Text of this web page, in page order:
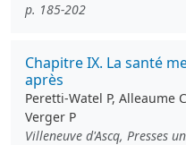
p. 185-202
Chapitre IX. La santé
après
Peretti-Watel P, Alleaume
Verger P
Villeneuve d'Ascq, Presses